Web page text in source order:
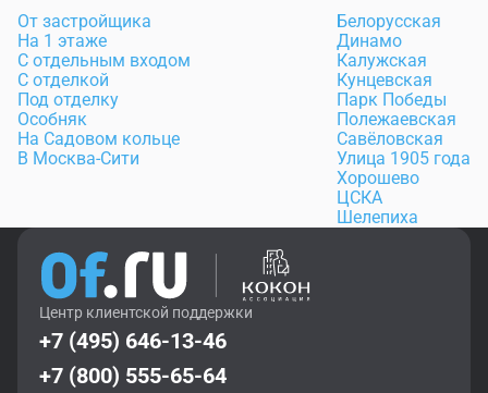
От застройщика
На 1 этаже
С отдельным входом
С отделкой
Под отделку
Особняк
На Садовом кольце
В Москва-Сити
Белорусская
Динамо
Калужская
Кунцевская
Парк Победы
Полежаевская
Савёловская
Улица 1905 года
Хорошево
ЦСКА
Шелепиха
Центр клиентской поддержки
+7 (495) 646-13-46
+7 (800) 555-65-64